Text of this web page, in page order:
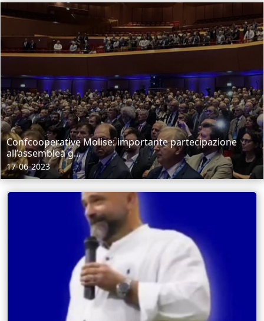
Confcooperative Molise: importante partecipazione
all’assemblea g...
17-06-2023